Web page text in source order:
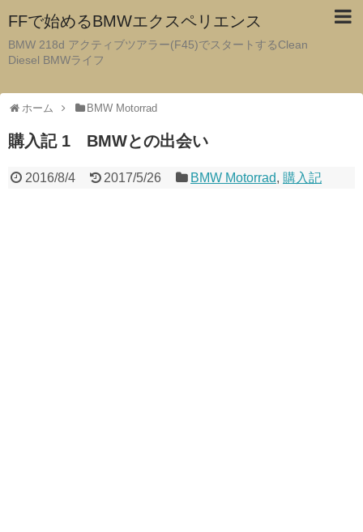
FFで始めるBMWエクスペリエンス
BMW 218d アクティブツアラー(F45)でスタートするClean
Diesel BMWライフ
ホーム BMW Motorrad
購入記 1 BMWとの出会い
2016/8/4 2017/5/26 BMW Motorrad, 購入記